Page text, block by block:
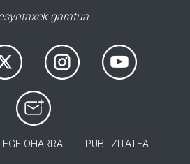
garatua
OHARRA PUBLIZITATEA